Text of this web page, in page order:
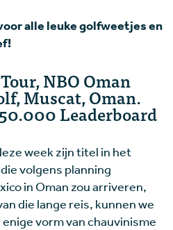
alle leuke golfweetjes en
NBO Oman
Muscat, Oman.
Leaderboard
week zijn titel in het
volgens planning
in Oman zou arriveren,
die lange reis, kunnen we
vorm van chauvinisme